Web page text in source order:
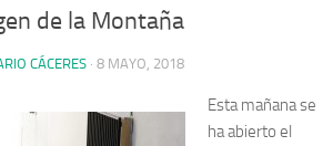
de la Montaña
CÁCERES · 8 MAYO, 2018
Esta mañana se
ha abierto el